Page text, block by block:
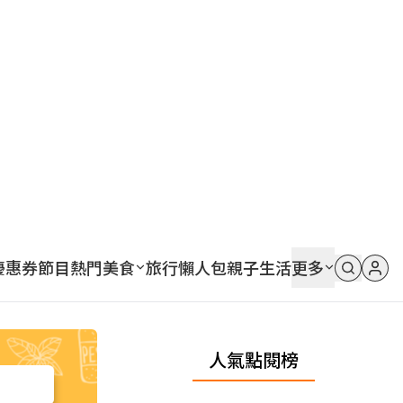
惠券節目熱門美食 旅行懶人包親子生活更多
人氣點閱榜